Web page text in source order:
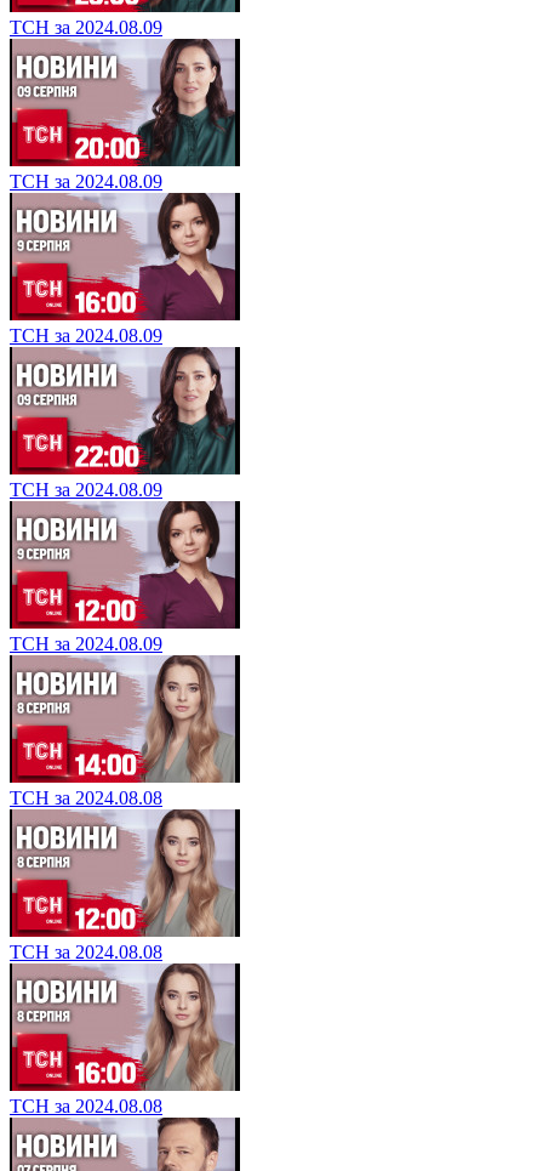
ТСН за 2024.08.09
ТСН за 2024.08.09
ТСН за 2024.08.09
ТСН за 2024.08.09
ТСН за 2024.08.09
ТСН за 2024.08.08
ТСН за 2024.08.08
ТСН за 2024.08.08